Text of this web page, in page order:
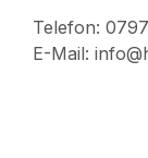
Telefon:
E-Mail: